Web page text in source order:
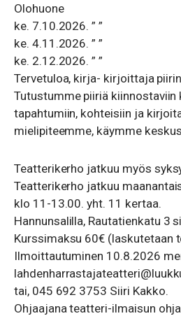
Olohuone
ke. 7.10.2026. ” ”
ke. 4.11.2026. ” ”
ke. 2.12.2026. ” ”
Tervetuloa, kirja- kirjoittaja
Tutustumme piiriä kiinnostaviin
tapahtumiin, kohteisiin ja
mielipiteemme, käymme
Teatterikerho jatkuu myös
Teatterikerho jatkuu
klo 11-13.00. yht. 11 kertaa.
Hannunsalilla, Rautatienkatu 3
Kurssimaksu 60€ (laskutetaan
Ilmoittautuminen 10.8.2026
tai, 045 692 3753 Siiri Kakko.
Ohjaajana teatteri-ilmaisun